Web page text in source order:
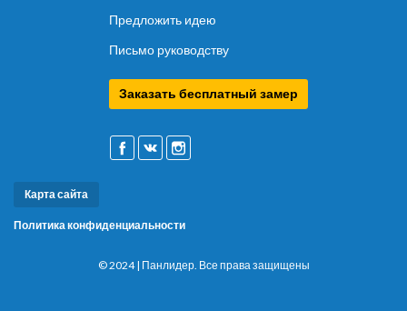
Предложить идею
Письмо руководству
Заказать бесплатный замер
© 2024 | Панлидер. Все права защищены
Политика конфиденциальности
Карта сайта